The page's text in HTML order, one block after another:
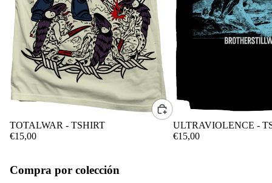
TOTALWAR - TSHIRT
€15,00
ULTRAVIOLENCE -
€15,00
Compra por colección